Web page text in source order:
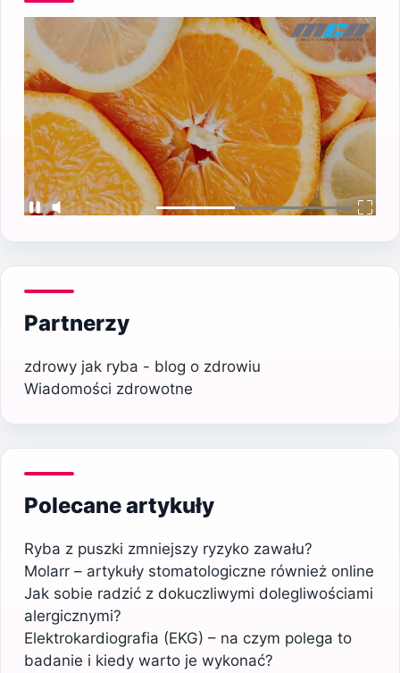
Partnerzy
zdrowy jak ryba - blog o zdrowiu
Wiadomości zdrowotne
Polecane artykuły
Ryba z puszki zmniejszy ryzyko zawału?
Molarr – artykuły stomatologiczne również online
Jak sobie radzić z dokuczliwymi dolegliwościami
alergicznymi?
Elektrokardiografia (EKG) – na czym polega to
badanie i kiedy warto je wykonać?